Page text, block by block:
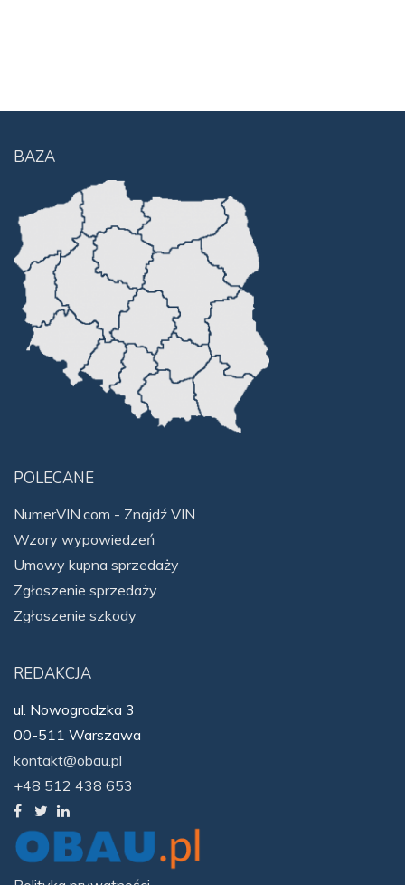
BAZA
POLECANE
NumerVIN.com - Znajdź VIN
Wzory wypowiedzeń
Umowy kupna sprzedaży
Zgłoszenie sprzedaży
Zgłoszenie szkody
REDAKCJA
ul. Nowogrodzka 3
00-511 Warszawa
kontakt@obau.pl
+48 512 438 653